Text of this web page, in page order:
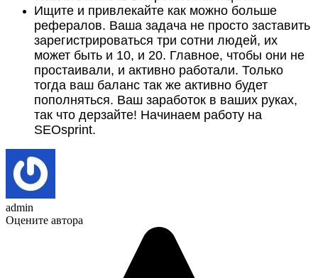
Ищите и привлекайте как можно больше
рефералов. Ваша задача не просто заставить
зарегистрироваться три сотни людей, их
может быть и 10, и 20. Главное, чтобы они не
простаивали, и активно работали. Только
тогда ваш баланс так же активно будет
пополняться. Ваш заработок в ваших руках,
так что дерзайте! Начинаем работу на
SEOsprint.
admin
Оцените автора